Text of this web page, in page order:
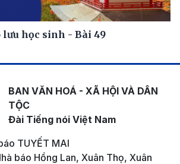
học sinh - Bài 49
BAN VĂN HOÁ - XÃ HỘI VÀ DÂN
TỘC
Đài Tiếng nói Việt Nam
TUYẾT MAI
báo Hồng Lan, Xuân Thọ, Xuân